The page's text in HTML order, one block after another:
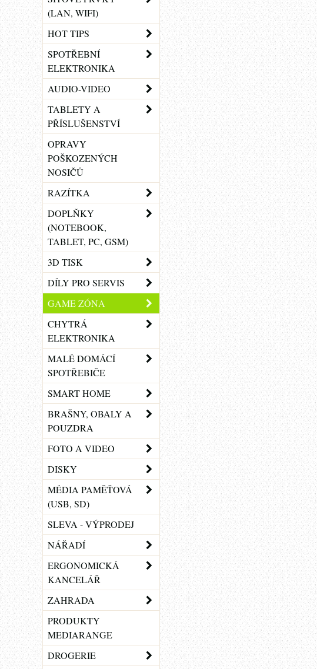
(LAN, WIFI)
HOT TIPS
SPOTŘEBNÍ
ELEKTRONIKA
AUDIO-VIDEO
TABLETY A
PŘÍSLUŠENSTVÍ
OPRAVY
POŠKOZENÝCH
NOSIČŮ
RAZÍTKA
DOPLŇKY
(NOTEBOOK,
TABLET, PC, GSM)
3D TISK
DÍLY PRO SERVIS
GAME ZÓNA
CHYTRÁ
ELEKTRONIKA
MALÉ DOMÁCÍ
SPOTŘEBIČE
SMART HOME
BRAŠNY, OBALY A
POUZDRA
FOTO A VIDEO
DISKY
MÉDIA PAMĚŤOVÁ
(USB, SD)
SLEVA - VÝPRODEJ
NÁŘADÍ
ERGONOMICKÁ
KANCELÁŘ
ZAHRADA
PRODUKTY
MEDIARANGE
DROGERIE